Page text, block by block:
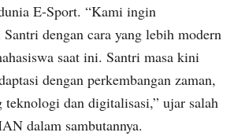
E-Sport. “Kami ingin
dengan cara yang lebih modern
saat ini. Santri masa kini
dengan perkembangan zaman,
teknologi dan digitalisasi,” ujar salah
dalam sambutannya.